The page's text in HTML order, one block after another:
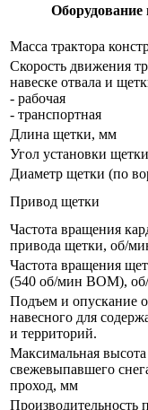
Оборудование
Масса трактора
Скорость движения
навеске отвала и
- рабочая
- транспортная
Длина щетки, мм
Угол установки
Диаметр щетки (по
Привод щетки
Частота вращения
привода щетки, об/
Частота вращения
(540 об/мин ВОМ),
Подъем и опускание
навесного для
и территорий.
Максимальная
свежевыпавшего
проход, мм
Производительность